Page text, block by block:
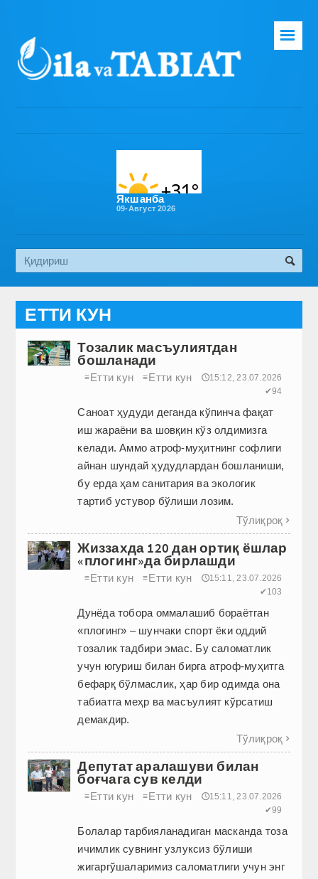
Бош саҳифа
Эко медиа
☰
Якшанба
09-Август 2026
ЕТТИ КУН
Тозалик масъулиятдан
бошланади
≡Етти кун ≡Етти кун
🕔15:12, 23.07.2026
✔94
Саноат ҳудуди деганда кўпинча фақат
иш жараёни ва шовқин кўз олдимизга
келади. Аммо атроф-муҳитнинг софлиги
айнан шундай ҳудудлардан бошланиши,
бу ерда ҳам санитария ва экологик
тартиб устувор бўлиши лозим.
Тўлиқроқ 
Жиззахда 120 дан ортиқ ёшлар
«плогинг»да бирлашди
≡Етти кун ≡Етти кун
🕔15:11, 23.07.2026
✔103
Дунёда тобора оммалашиб бораётган
«плогинг» – шунчаки спорт ёки оддий
тозалик тадбири эмас. Бу саломатлик
учун югуриш билан бирга атроф-муҳитга
бефарқ бўлмаслик, ҳар бир одимда она
табиатга меҳр ва масъулият кўрсатиш
демакдир.
Тўлиқроқ 
Депутат аралашуви билан
боғчага сув келди
≡Етти кун ≡Етти кун
🕔15:11, 23.07.2026
✔99
Болалар тарбияланадиган мас­канда тоза
ичимлик сувнинг узлуксиз бўлиши
жигаргўшаларимиз саломатлиги учун энг